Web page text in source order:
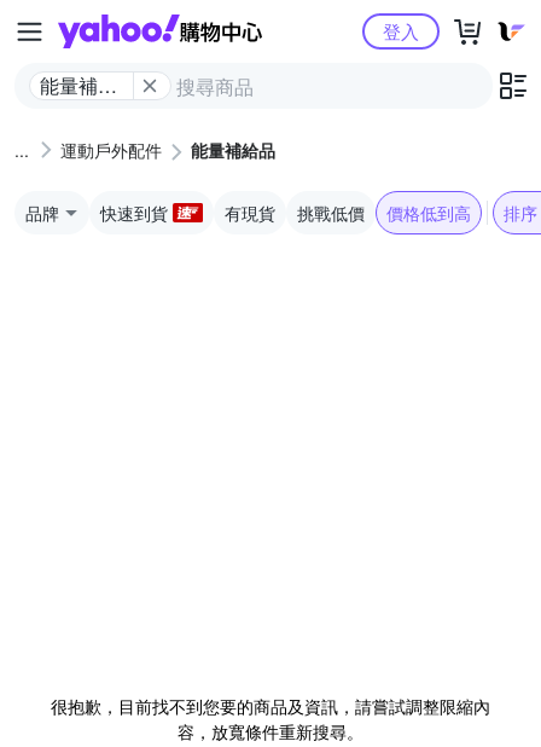
Yahoo購物中心
能量補給
登入
運動戶外配件 能量補給品
品牌 快速到貨 有現貨 挑戰低價 價格低到高 排序
很抱歉，目前找不到您要的商品及資訊，請嘗試調整限縮內
容，放寬條件重新搜尋。